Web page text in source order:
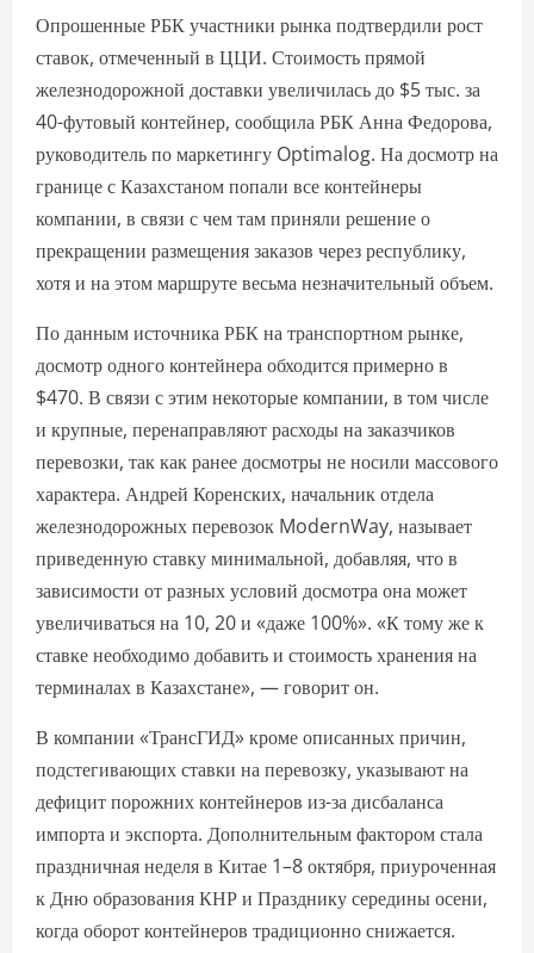
Опрошенные РБК участники рынка подтвердили рост
ставок, отмеченный в ЦЦИ. Стоимость прямой
железнодорожной доставки увеличилась до $5 тыс. за
40-футовый контейнер, сообщила РБК Анна Федорова,
руководитель по маркетингу Optimalog. На досмотр на
границе с Казахстаном попали все контейнеры
компании, в связи с чем там приняли решение о
прекращении размещения заказов через республику,
хотя и на этом маршруте весьма незначительный объем.
По данным источника РБК на транспортном рынке,
досмотр одного контейнера обходится примерно в
$470. В связи с этим некоторые компании, в том числе
и крупные, перенаправляют расходы на заказчиков
перевозки, так как ранее досмотры не носили массового
характера. Андрей Коренских, начальник отдела
железнодорожных перевозок ModernWay, называет
приведенную ставку минимальной, добавляя, что в
зависимости от разных условий досмотра она может
увеличиваться на 10, 20 и «даже 100%». «К тому же к
ставке необходимо добавить и стоимость хранения на
терминалах в Казахстане», — говорит он.
В компании «ТрансГИД» кроме описанных причин,
подстегивающих ставки на перевозку, указывают на
дефицит порожних контейнеров из-за дисбаланса
импорта и экспорта. Дополнительным фактором стала
праздничная неделя в Китае 1–8 октября, приуроченная
к Дню образования КНР и Празднику середины осени,
когда оборот контейнеров традиционно снижается.